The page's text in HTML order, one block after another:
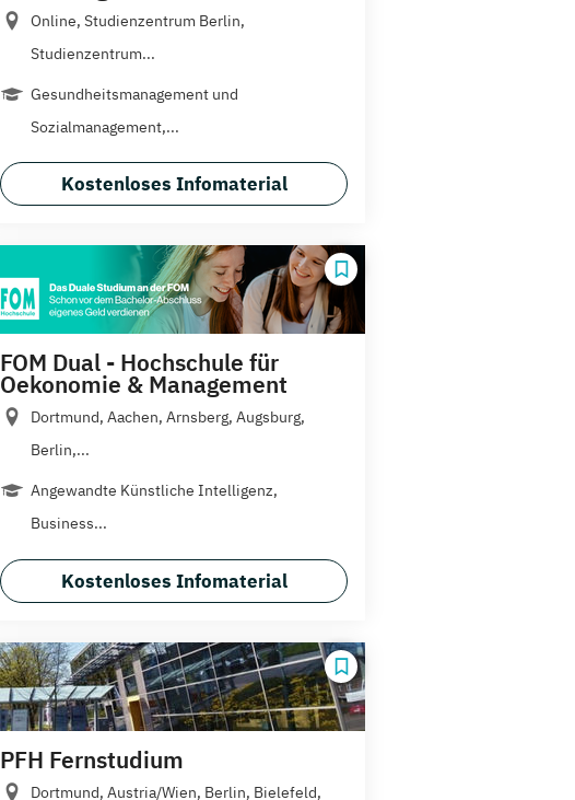
Online, Studienzentrum Berlin,
Studienzentrum...
Gesundheitsmanagement und
Sozialmanagement,...
Kostenloses Infomaterial
FOM Dual - Hochschule für
Oekonomie & Management
Dortmund, Aachen, Arnsberg, Augsburg,
Berlin,...
Angewandte Künstliche Intelligenz,
Business...
Kostenloses Infomaterial
PFH Fernstudium
Dortmund, Austria/Wien, Berlin, Bielefeld,